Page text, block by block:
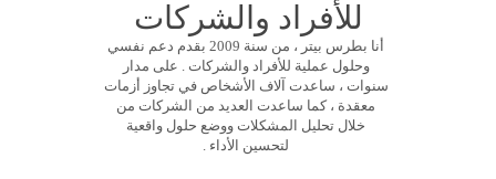
للأفراد والشركات
أنا بطرس بيتر ، من سنة 2009 بقدم دعم نفسي
وحلول عملية للأفراد والشركات . على مدار
سنوات ، ساعدت آلاف الأشخاص في تجاوز أزمات
معقدة ، كما ساعدت العديد من الشركات من
خلال تحليل المشكلات ووضع حلول واقعية
لتحسين الأداء .